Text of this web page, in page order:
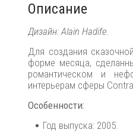
Описание
Дизайн: Alain Hadife.
Для создания
форме месяца,
романтическом и
интерьерам сферы
Особенности:
Год выпуска: 2005.